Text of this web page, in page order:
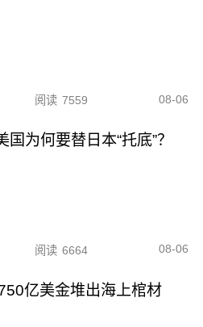
阅读 7559 08-06
为何要替日本“托底”？
阅读 6664 08-06
亿美金堆出海上棺材